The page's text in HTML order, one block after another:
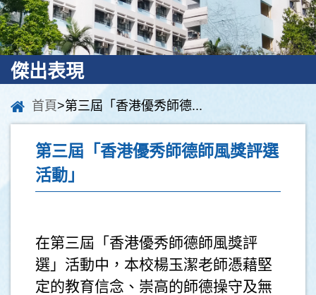
傑出表現
首頁>第三屆「香港優秀師德...
第三屆「香港優秀師德師風獎評選
活動」
在第三屆「香港優秀師德師風獎評
選」活動中，本校楊玉潔老師憑藉堅
定的教育信念、崇高的師德操守及無